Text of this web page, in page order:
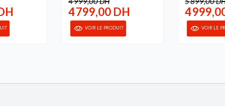
4 799,00 DH
VOIR LE PRODUIT
4
VOIR LE